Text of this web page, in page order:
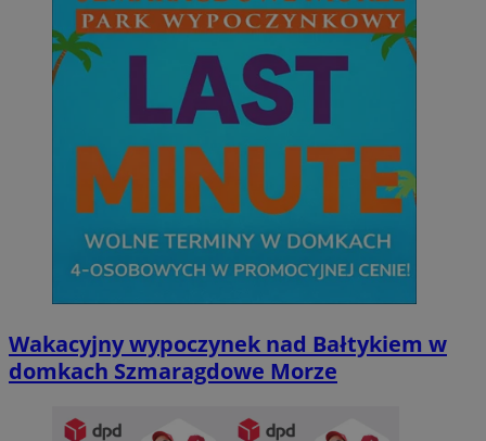
Wakacyjny wypoczynek nad Bałtykiem w
domkach Szmaragdowe Morze